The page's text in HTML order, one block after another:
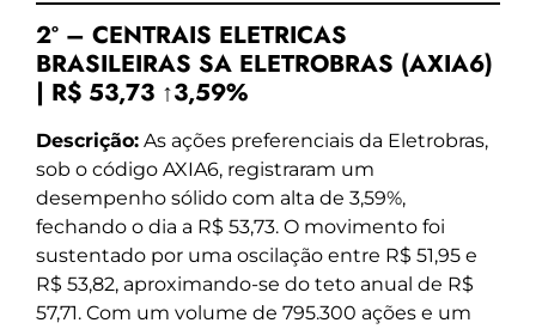
2º – CENTRAIS ELETRICAS
BRASILEIRAS SA ELETROBRAS (AXIA6)
| R$ 53,73 ↑3,59%
Descrição: As ações preferenciais da Eletrobras,
sob o código AXIA6, registraram um
desempenho sólido com alta de 3,59%,
fechando o dia a R$ 53,73. O movimento foi
sustentado por uma oscilação entre R$ 51,95 e
R$ 53,82, aproximando-se do teto anual de R$
57,71. Com um volume de 795.300 ações e um